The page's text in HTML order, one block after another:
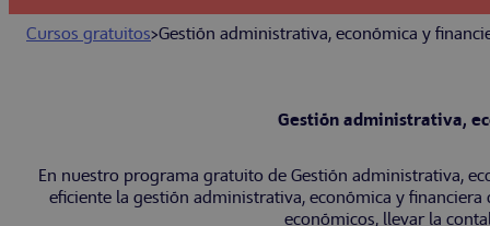
Cursos gratuitos>Gestión administrativa, económica y
Gestión administrativa,
En nuestro programa gratuito de Gestión administrativa,
eficiente la gestión administrativa, económica y
económicos, llevar la